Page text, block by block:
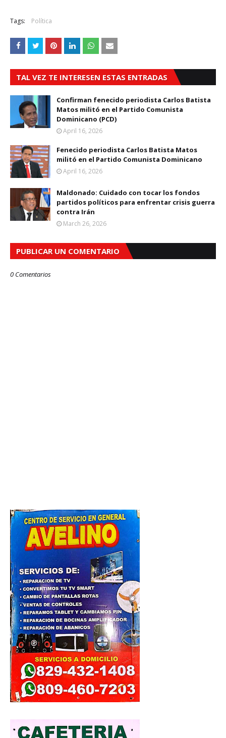
Tags: Política
TAL VEZ TE INTERESEN ESTAS ENTRADAS
Confirman fenecido periodista Carlos Batista
Matos militó en el Partido Comunista
Dominicano (PCD)
April 16, 2026
Fenecido periodista Carlos Batista Matos
militó en el Partido Comunista Dominicano
April 16, 2026
Maldonado: Cuidado con tocar los fondos
partidos políticos para enfrentar crisis guerra
contra Irán
March 26, 2026
PUBLICAR UN COMENTARIO
0 Comentarios